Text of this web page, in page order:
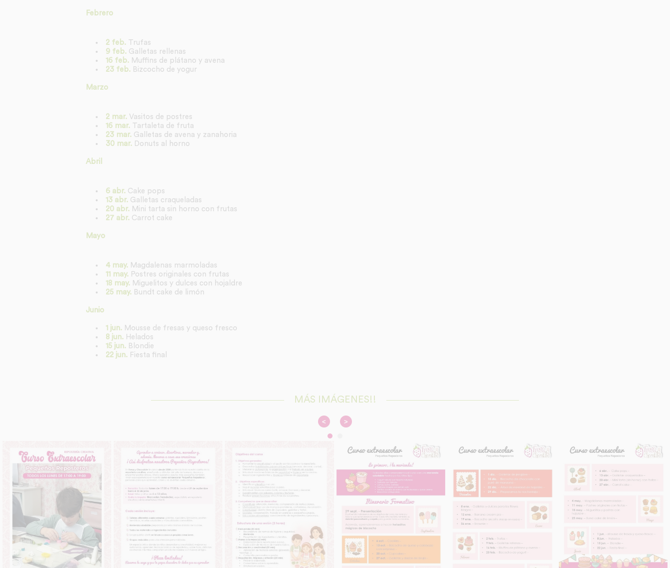
Febrero
2 feb.Trufas
9 feb.Galletas rellenas
16 feb.Muffins de plátano y avena
23 feb.Bizcocho de yogur
Marzo
2 mar.Vasitos de postres
16 mar.Tartaleta de fruta
23 mar.Galletas de avena y zanahoria
30 mar.Donuts al horno
Abril
6 abr.Cake pops
13 abr.Galletas craqueladas
20 abr.Mini tarta sin horno con frutas
27 abr.Carrot cake
Mayo
4 may.Magdalenas marmoladas
11 may.Postres originales con frutas
18 may.Miguelitos y dulces con hojaldre
25 may.Bundt cake de limón
Junio
1 jun.Mousse de fresas y queso fresco
8 jun.Helados
15 jun.Blondie
22 jun.Fiesta final
MÁS IMÁGENES!!
< >